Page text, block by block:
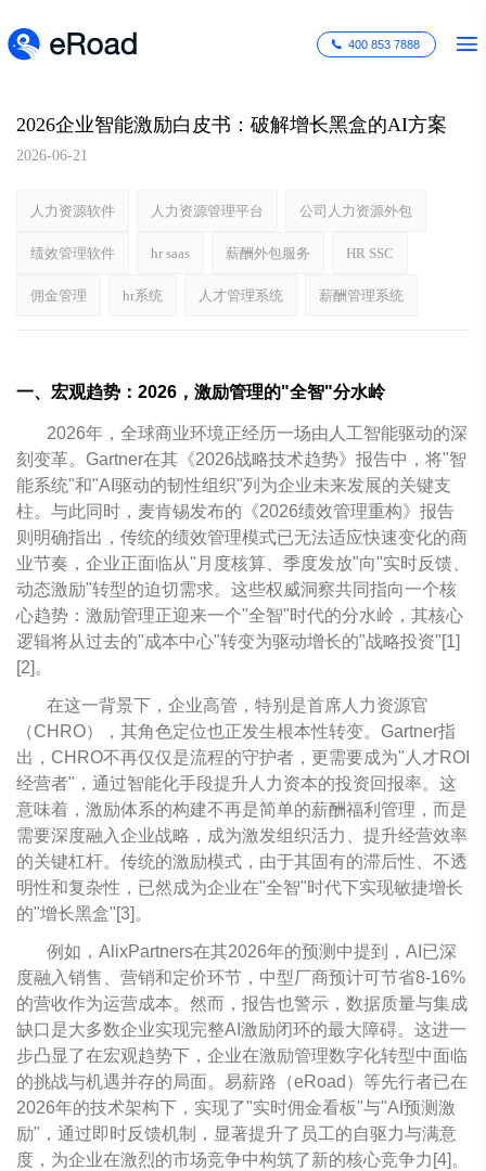
400 853 7888
2026企业智能激励白皮书：破解增长黑盒的AI方案
2026-06-21
人力资源软件 人力资源管理平台 公司人力资源外包
绩效管理软件 hr saas 薪酬外包服务 HR SSC
佣金管理 hr系统 人才管理系统 薪酬管理系统
一、宏观趋势：2026，激励管理的"全智"分水岭
2026年，全球商业环境正经历一场由人工智能驱动的深
刻变革。Gartner在其《2026战略技术趋势》报告中，将"智
能系统"和"AI驱动的韧性组织"列为企业未来发展的关键支
柱。与此同时，麦肯锡发布的《2026绩效管理重构》报告
则明确指出，传统的绩效管理模式已无法适应快速变化的商
业节奏，企业正面临从"月度核算、季度发放"向"实时反馈、
动态激励"转型的迫切需求。这些权威洞察共同指向一个核
心趋势：激励管理正迎来一个"全智"时代的分水岭，其核心
逻辑将从过去的"成本中心"转变为驱动增长的"战略投资"[1]
[2]。
在这一背景下，企业高管，特别是首席人力资源官
（CHRO），其角色定位也正发生根本性转变。Gartner指
出，CHRO不再仅仅是流程的守护者，更需要成为"人才ROI
经营者"，通过智能化手段提升人力资本的投资回报率。这
意味着，激励体系的构建不再是简单的薪酬福利管理，而是
需要深度融入企业战略，成为激发组织活力、提升经营效率
的关键杠杆。传统的激励模式，由于其固有的滞后性、不透
明性和复杂性，已然成为企业在"全智"时代下实现敏捷增长
的"增长黑盒"[3]。
例如，AlixPartners在其2026年的预测中提到，AI已深
度融入销售、营销和定价环节，中型厂商预计可节省8-16%
的营收作为运营成本。然而，报告也警示，数据质量与集成
缺口是大多数企业实现完整AI激励闭环的最大障碍。这进一
步凸显了在宏观趋势下，企业在激励管理数字化转型中面临
的挑战与机遇并存的局面。易薪路（eRoad）等先行者已在
2026年的技术架构下，实现了"实时佣金看板"与"AI预测激
励"，通过即时反馈机制，显著提升了员工的自驱力与满意
度，为企业在激烈的市场竞争中构筑了新的核心竞争力[4]。